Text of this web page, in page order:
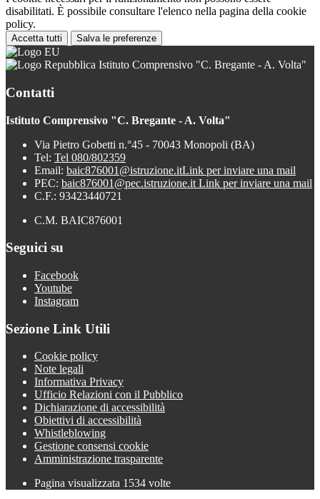
disabilitati. È possibile consultare l'elenco nella pagina della cookie
policy.
Accetta tutti Salva le preferenze
Istituto Comprensivo "C. Bregante - A. Volta"
Contatti
Istituto Comprensivo "C. Bregante - A. Volta"
Via Pietro Gobetti n.°45 - 70043 Monopoli (BA)
Tel: Tel 080/802359
Email: baic876001@istruzione.itLink per inviare una mail
PEC: baic876001@pec.istruzione.it Link per inviare una mail
C.F.: 93423440721
C.M. BAIC876001
Seguici su
Facebook
Youtube
Instagram
Sezione Link Utili
Cookie policy
Note legali
Informativa Privacy
Ufficio Relazioni con il Pubblico
Dichiarazione di accessibilità
Obiettivi di accessibilità
Whistleblowing
Gestione consensi cookie
Amministrazione trasparente
Pagina visualizzata 1534 volte